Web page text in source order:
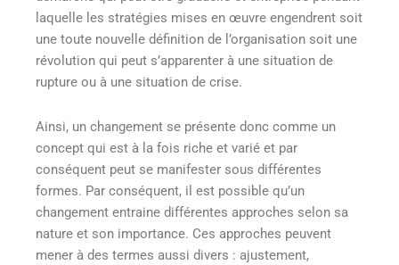
laquelle les stratégies mises en œuvre engendrent soit
une toute nouvelle définition de l’organisation soit une
révolution qui peut s’apparenter à une situation de
rupture ou à une situation de crise.
Ainsi, un changement se présente donc comme un
concept qui est à la fois riche et varié et par
conséquent peut se manifester sous différentes
formes. Par conséquent, il est possible qu’un
changement entraine différentes approches selon sa
nature et son importance. Ces approches peuvent
mener à des termes aussi divers : ajustement,